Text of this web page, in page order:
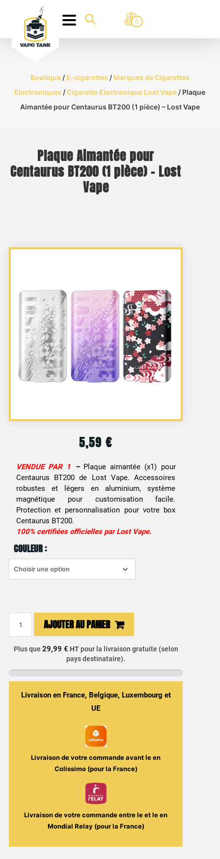
0
Boutique/ E-cigarettes / Marques de Cigarettes
Electroniques /Cigarette Electronique Lost Vape / Plaque
Aimantée pour Centaurus BT200 (1 pièce) – Lost Vape
Plaque Aimantée pour
Centaurus BT200 (1 pièce) – Lost
Vape
5,59€
VENDUE PAR 1 – Plaque aimantée (x1) pour
Centaurus BT200 de Lost Vape. Accessoires
robustes et légers en aluminium, système
magnétique pour customisation facile.
Protection et personnalisation pour votre box
Centaurus BT200.
100% certifiées officielles par Lost Vape.
COULEUR :
Aimantée
Centaurus
AJOUTER AU PANIER
Plus que 29,99 € HTpour la livraison gratuite (selon
pays destinataire).
Livraison en France, Belgique, Luxembourg et
UE
Livraison de votre commande avant leen
Colissimo (pour la France)
Livraison de votre commande entre leet leen
Mondial Relay (pour la France)